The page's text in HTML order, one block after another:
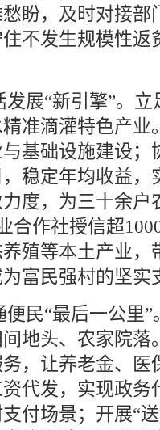
盼，及时对接部
不发生规模性返
展“新引擎”。
准滴灌特色产业
基础设施建设；
稳定年均收益，
度，为三十余户
合作社授信超
殖等本土产业，
富民强村的坚实
民“最后一公里
地头、农家院落
务，让养老金、
代发，实现政务
付场景；开展“